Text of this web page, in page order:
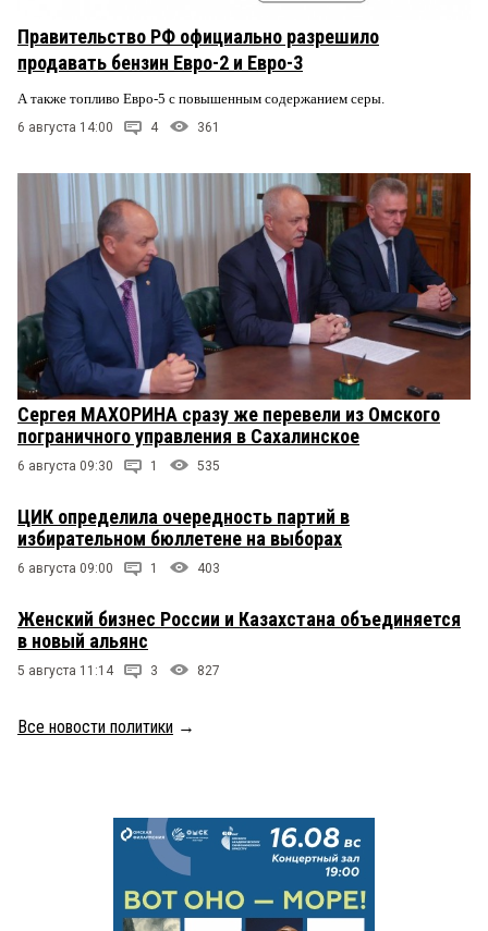
Правительство РФ официально разрешило
продавать бензин Евро-2 и Евро-3
А также топливо Евро-5 с повышенным содержанием серы.
6 августа 14:00 4 361
Сергея МАХОРИНА сразу же перевели из Омского
пограничного управления в Сахалинское
6 августа 09:30 1 535
ЦИК определила очередность партий в
избирательном бюллетене на выборах
6 августа 09:00 1 403
Женский бизнес России и Казахстана объединяется
в новый альянс
5 августа 11:14 3 827
Все новости политики →